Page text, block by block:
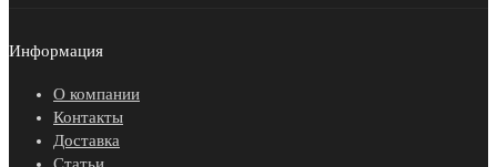
Информация
О компании
Контакты
Доставка
Статьи